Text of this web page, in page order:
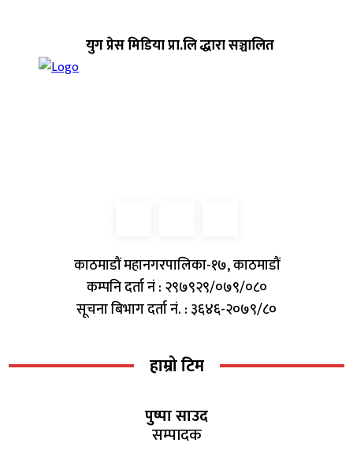
युग प्रेस मिडिया प्रा.लि द्धारा सञ्चालित
काठमाडौं महानगरपालिका-१७, काठमाडौं
कम्पनि दर्ता नं : २९७९२९/०७९/०८०
सूचना बिभाग दर्ता नं. : ३६४६-२०७९/८०
हाम्रो टिम
पुष्पा साउद
सम्पादक